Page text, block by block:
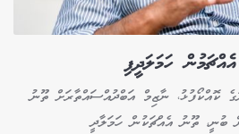
ހަމަލަދީފި
ކޮއްކޯފުޅު، ނާޒިމް އަބްދުއްސައްތާރަށް ތޫނު
ބުނީ، ތޫނު އެއްޗަކުން ހަމަލާދީ